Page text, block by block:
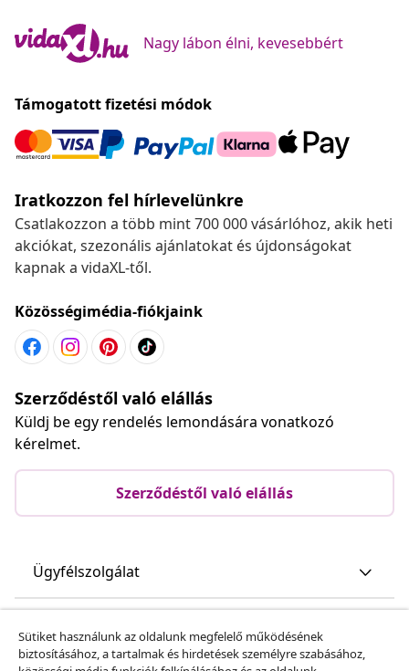
Nagy lábon élni, kevesebbért
Támogatott fizetési módok
Iratkozzon fel hírlevelünkre
Csatlakozzon a több mint 700 000 vásárlóhoz, akik heti
akciókat, szezonális ajánlatokat és újdonságokat
kapnak a vidaXL-től.
Közösségimédia-fiókjaink
Szerződéstől való elállás
Küldj be egy rendelés lemondására vonatkozó
kérelmet.
Szerződéstől való elállás
Ügyfélszolgálat
Sütiket használunk az oldalunk megfelelő működésének
biztosításához, a tartalmak és hirdetések személyre szabásához,